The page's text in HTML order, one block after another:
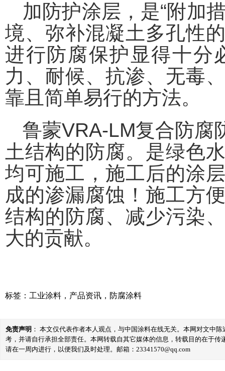
加防护涂层，是“附加
境、弥补混凝土多孔性
进行防腐保护显得十分
力、耐候、抗渗、无毒
靠且简单易行的方法。
鲁蒙VRA-LM复合防腐
土结构的防腐。是绿色
均可施工，施工后的涂
成的渗漏腐蚀！施工方
结构的防腐、减少污染
大的贡献。
标签： 工业涂料 ， 产品资讯 ， 防腐涂料
免责声明 ： 本文仅代表作者本人观点，与中国涂料在线无关。本网对文中
考，并请自行承担全部责任。本网转载自其它媒体的信息，转载目的在于
请在一周内进行，以便我们及时处理。邮箱：23341570@qq.com